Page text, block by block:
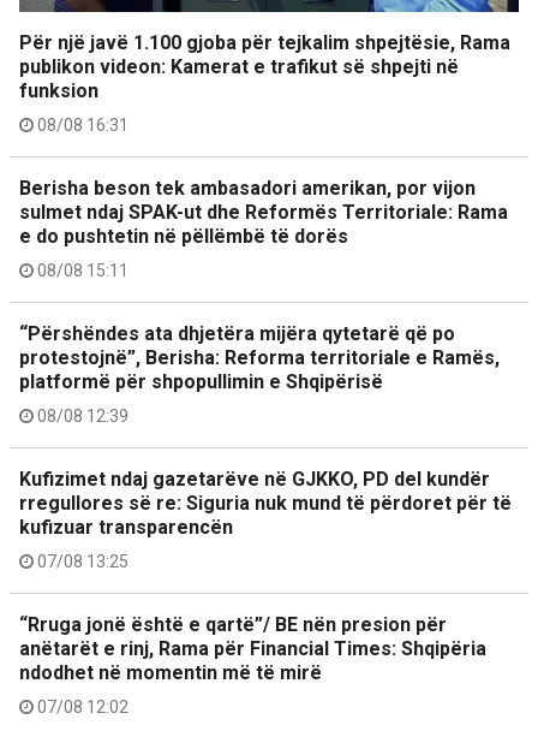
Për një javë 1.100 gjoba për tejkalim shpejtësie, Rama
publikon videon: Kamerat e trafikut së shpejti në
funksion
08/08 16:31
Berisha beson tek ambasadori amerikan, por vijon
sulmet ndaj SPAK-ut dhe Reformës Territoriale: Rama
e do pushtetin në pëllëmbë të dorës
08/08 15:11
“Përshëndes ata dhjetëra mijëra qytetarë që po
protestojnë”, Berisha: Reforma territoriale e Ramës,
platformë për shpopullimin e Shqipërisë
08/08 12:39
Kufizimet ndaj gazetarëve në GJKKO, PD del kundër
rregullores së re: Siguria nuk mund të përdoret për të
kufizuar transparencën
07/08 13:25
“Rruga jonë është e qartë”/ BE nën presion për
anëtarët e rinj, Rama për Financial Times: Shqipëria
ndodhet në momentin më të mirë
07/08 12:02